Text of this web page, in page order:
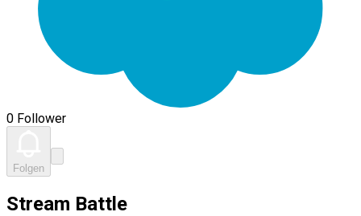
0 Follower
Folgen
Stream Battle